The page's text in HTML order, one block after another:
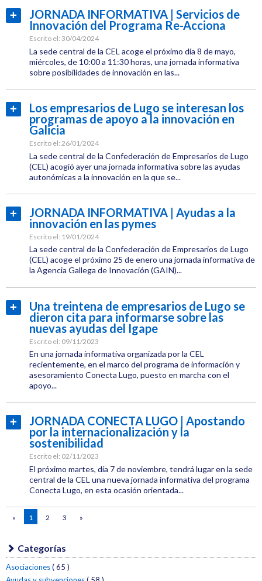
Conecta
Lugo
Empresas
Etiquetas:
CEL
Jornadas
Innovación
JORNADA INFORMATIVA | Servicios de
Innovación del Programa Re-Acciona
Escrito el: 30/04/2024
La sede central de la CEL acoge el próximo día 8 de mayo,
miércoles, de 10:00 a 11:30 horas, una jornada informativa
sobre posibilidades de innovación en las...
más...
Ayudas
y
subvenciones
Etiquetas:
CEL
Jornadas
Los empresarios de Lugo se interesan los
programas de apoyo a la innovación en
Galicia
Escrito el: 26/01/2024
La sede central de la Confederación de Empresarios de Lugo
(CEL) acogió ayer una jornada informativa sobre las ayudas
autonómicas a la innovación en la que se...
más...
Empresas
Etiquetas:
CEL
Jornadas
JORNADA INFORMATIVA | Ayudas a la
innovación en las pymes
Escrito el: 19/01/2024
La sede central de la Confederación de Empresarios de Lugo
(CEL) acoge el próximo 25 de enero una jornada informativa de
la Agencia Gallega de Innovación (GAIN)...
más...
Empresas
Etiquetas:
CEL
Jornadas
Innovación
Una treintena de empresarios de Lugo se
dieron cita para informarse sobre las
nuevas ayudas del Igape
Escrito el: 09/11/2023
En una jornada informativa organizada por la CEL
recientemente, en el marco del programa de información y
asesoramiento Conecta Lugo, puesto en marcha con el
apoyo...
Leer
más...
Empresas
Etiquetas:
CEL
Jornadas
Innovación
JORNADA CONECTA LUGO | Apostando
por la internacionalización y la
sostenibilidad
Escrito el: 02/11/2023
El próximo martes, día 7 de noviembre, tendrá lugar en la sede
central de la CEL una nueva jornada informativa del programa
Conecta Lugo, en esta ocasión orientada...
más...
Categoría:
Empresas
CEL
Jornadas
« 1 2 3 »
Categorías
Asociaciones( 65 )